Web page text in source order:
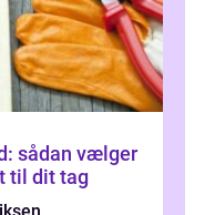
sådan vælger
til dit tag